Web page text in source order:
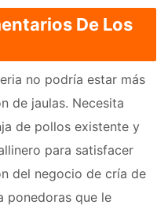
De Los
no podría estar más
de jaulas. Necesita
de pollos existente y
para satisfacer
del negocio de cría de
ponedoras que le